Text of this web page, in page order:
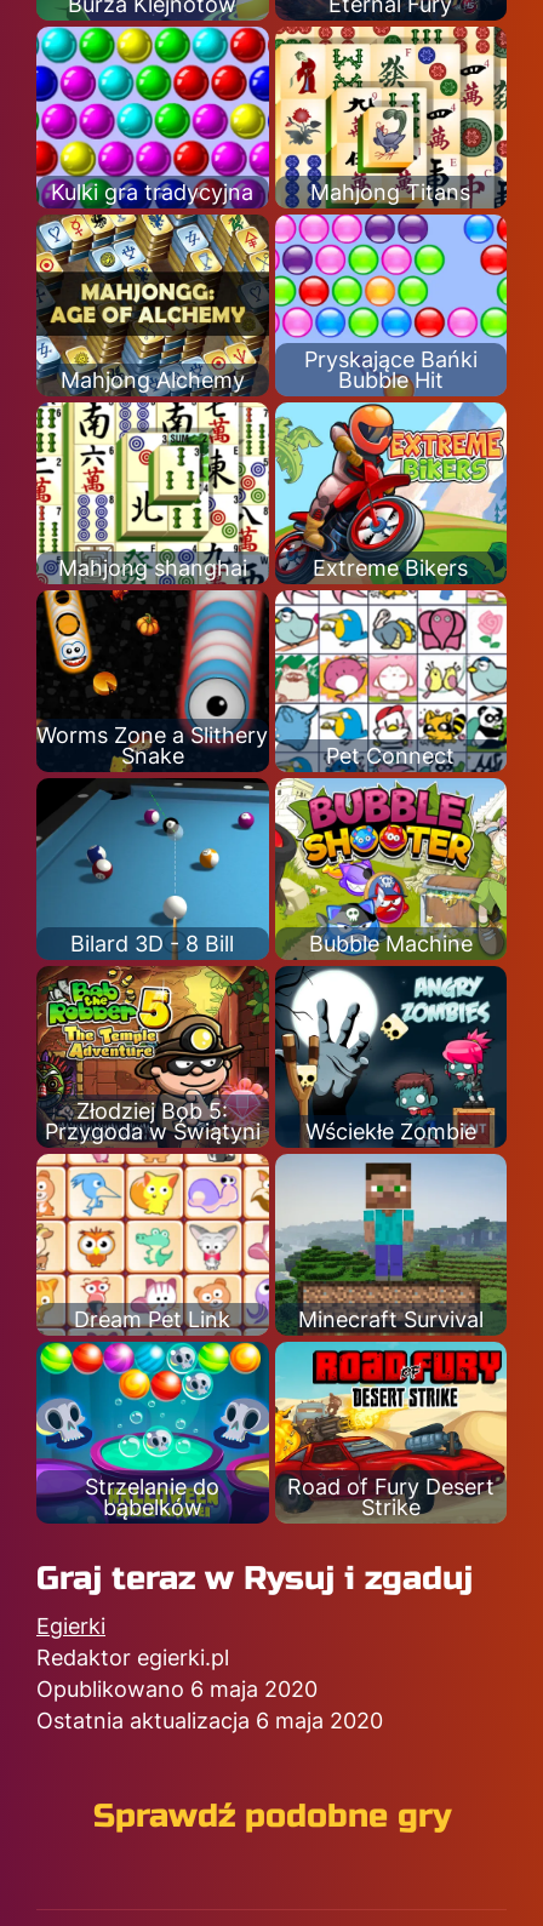
Kulki gra tradycyjna Mahjong Titans
Mahjong Alchemy
Pryskające Bańki
Bubble Hit
Mahjong shanghai Extreme Bikers
Worms Zone a Slithery
Snake
Pet Connect
Bilard 3D - 8 Bill Bubble Machine
Złodziej Bob 5:
Przygoda w Świątyni
Wściekłe Zombie
Dream Pet Link Minecraft Survival
Strzelanie do
bąbelków
Road of Fury Desert
Strike
Graj teraz w Rysuj i zgaduj
Egierki
Redaktor egierki.pl
Opublikowano 6 maja 2020
Ostatnia aktualizacja 6 maja 2020
Sprawdź podobne gry